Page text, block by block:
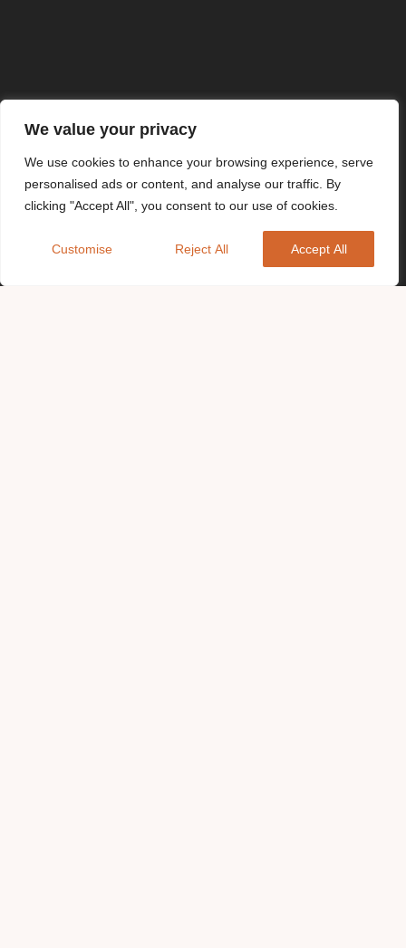
We value your privacy
We use cookies to enhance your browsing experience, serve
personalised ads or content, and analyse our traffic. By
clicking "Accept All", you consent to our use of cookies.
Customise Reject All Accept All